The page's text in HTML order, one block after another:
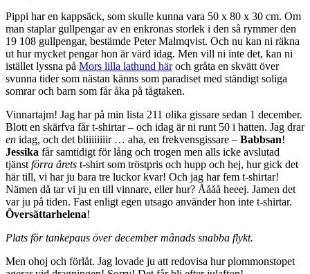
Pippi har en kappsäck, som skulle kunna vara 50 x 80 x 30 cm. Om
man staplar gullpengar av en enkronas storlek i den så rymmer den
19 108 gullpengar, bestämde Peter Malmqvist. Och nu kan ni räkna
ut hur mycket pengar hon är värd idag. Men vill ni inte det, kan ni
istället lyssna på Mors lilla lathund häroch gråta en skvätt över
svunna tider som nästan känns som paradiset med ständigt soliga
somrar och barn som får åka på tågtaken.
Vinnartajm! Jag har på min lista 211 olika gissare sedan 1 december.
Blott en skärfva får t-shirtar – och idag är ni runt 50 i hatten. Jag drar
en idag, och det bliiiiiiiir … aha, en frekvensgissare – Babbsan!
Jessika får samtidigt för lång och trogen men alls icke avslutad
tjänst förra årets t-shirt som tröstpris och hupp och hej, hur gick det
här till, vi har ju bara tre luckor kvar! Och jag har fem t-shirtar!
Nämen då tar vi ju en till vinnare, eller hur? Åååå heeej. Jamen det
var ju på tiden. Fast enligt egen utsago använder hon inte t-shirtar.
Översättarhelena!
Plats för tankepaus över december månads snabba flykt.
Men ohoj och förlåt. Jag lovade ju att redovisa hur plommonstopet